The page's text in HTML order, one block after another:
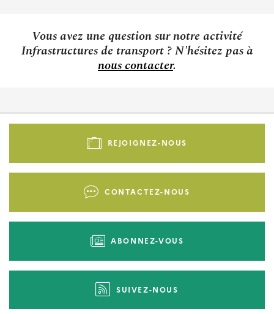
Vous avez une question sur notre activité
Infrastructures de transport ? N'hésitez pas à
nous contacter.
Pied
-
REJOIGNEZ-NOUS
CONTACTEZ-NOUS
ABONNEZ-VOUS
SUIVEZ-NOUS